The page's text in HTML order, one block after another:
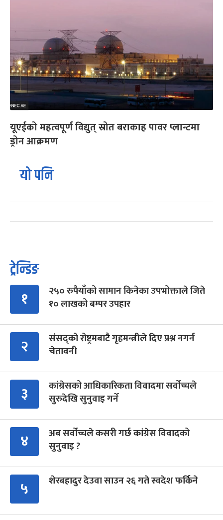
यूएईको महत्वपूर्ण विद्युत् स्रोत बराकाह पावर प्लान्टमा
ड्रोन आक्रमण
यो पनि
ट्रेन्डिङ
१
२५० रुपैयाँको सामान किनेका उपभोक्ताले जिते
१० लाखको बम्पर उपहार
२
संसद्को रोष्ट्रमबाटै गृहमन्त्रीले दिए प्रश्न नगर्न
चेतावनी
३
कांग्रेसको आधिकारिकता विवादमा सर्वोच्चले
सुरुदेखि सुनुवाइ गर्ने
४
अब सर्वोच्चले कसरी गर्छ कांग्रेस विवादको
सुनुवाइ ?
५ शेरबहादुर देउवा साउन २६ गते स्वदेश फर्किने